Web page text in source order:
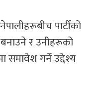
पार्टीको
र उनीहरूको
समावेश गर्ने उद्देश्य